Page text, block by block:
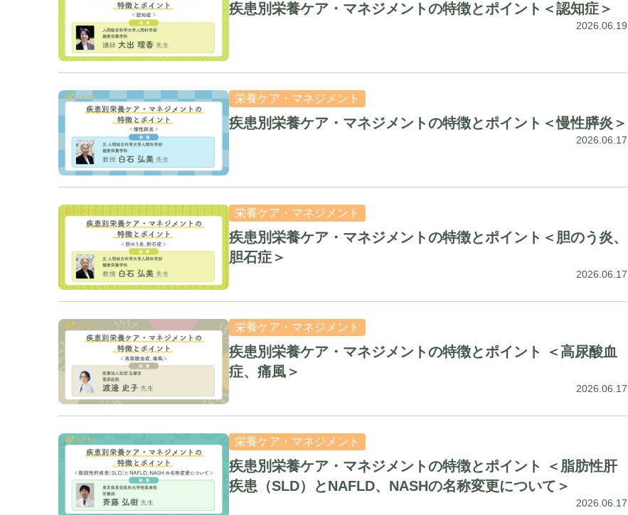
疾患別栄養ケア・マネジメントの特徴とポイント＜認知症＞
2026.06.19
栄養ケア・マネジメント
疾患別栄養ケア・マネジメントの特徴とポイント＜慢性膵炎＞
2026.06.17
栄養ケア・マネジメント
疾患別栄養ケア・マネジメントの特徴とポイント＜胆のう炎、
胆石症＞
2026.06.17
栄養ケア・マネジメント
疾患別栄養ケア・マネジメントの特徴とポイント ＜高尿酸血
症、痛風＞
2026.06.17
栄養ケア・マネジメント
疾患別栄養ケア・マネジメントの特徴とポイント ＜脂肪性肝
疾患（SLD）とNAFLD、NASHの名称変更について＞
2026.06.17